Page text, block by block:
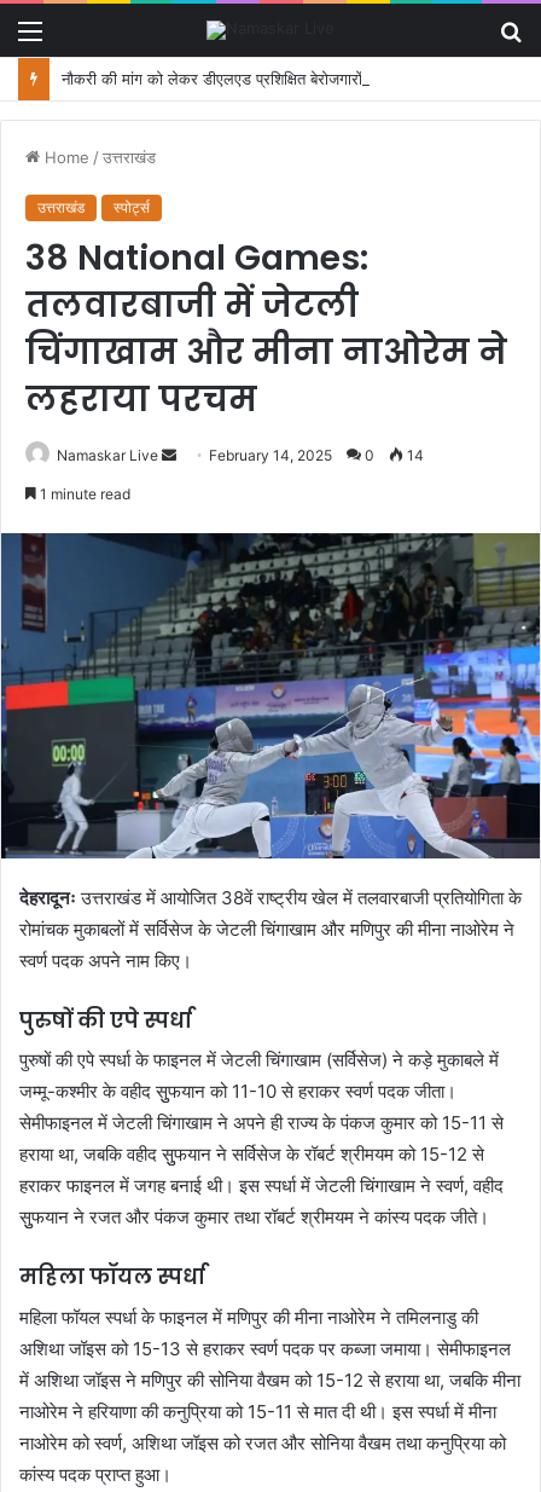
Home /उत्तराखंड
उत्तराखंड स्पोर्ट्स
38 National Games:
तलवारबाजी में जेटली
चिंगाखाम और मीना नाओरेम ने
लहराया परचम
Namaskar Live
n
e
m
a
i
l
February 14, 2025 0 14
1 minute read
देहरादूनः उत्तराखंड में आयोजित 38वें राष्ट्रीय खेल में तलवारबाजी प्रतियोगिता के
रोमांचक मुकाबलों में सर्विसेज के जेटली चिंगाखाम और मणिपुर की मीना नाओरेम ने
स्वर्ण पदक अपने नाम किए।
पुरुषों की एपे स्पर्धा
पुरुषों की एपे स्पर्धा के फाइनल में जेटली चिंगाखाम (सर्विसेज) ने कड़े मुकाबले में
जम्मू-कश्मीर के वहीद सुुफयान को 11-10 से हराकर स्वर्ण पदक जीता।
सेमीफाइनल में जेटली चिंगाखाम ने अपने ही राज्य के पंकज कुमार को 15-11 से
हराया था, जबकि वहीद सुुफयान ने सर्विसेज के रॉबर्ट श्रीमयम को 15-12 से
हराकर फाइनल में जगह बनाई थी। इस स्पर्धा में जेटली चिंगाखाम ने स्वर्ण, वहीद
सुुफयान ने रजत और पंकज कुमार तथा रॉबर्ट श्रीमयम ने कांस्य पदक जीते।
महिला फॉयल स्पर्धा
महिला फॉयल स्पर्धा के फाइनल में मणिपुर की मीना नाओरेम ने तमिलनाडु की
अशिथा जॉइस को 15-13 से हराकर स्वर्ण पदक पर कब्जा जमाया। सेमीफाइनल
में अशिथा जॉइस ने मणिपुर की सोनिया वैखम को 15-12 से हराया था, जबकि मीना
नाओरेम ने हरियाणा की कनुप्रिया को 15-11 से मात दी थी। इस स्पर्धा में मीना
नाओरेम को स्वर्ण, अशिथा जॉइस को रजत और सोनिया वैखम तथा कनुप्रिया को
कांस्य पदक प्राप्त हुआ।